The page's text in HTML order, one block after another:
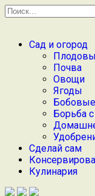
Перейти
к
Search
for:
Сад и огород
Почва
Овощи
Ягоды
Бобовые
Борьба
Сделай сам
Кулинария